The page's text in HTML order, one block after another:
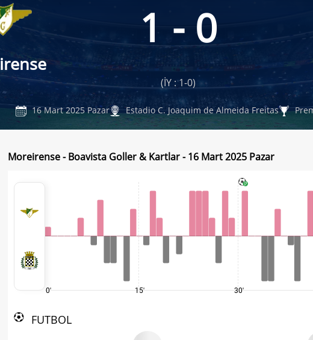
1 - 0
(İY : 1-0)
16 Mart 2025 Pazar Estadio C. Joaquim de Almeida Freitas
Moreirense - Boavista Goller & Kartlar - 16 Mart 2025 Pazar
0' 15' 30'
FUTBOL